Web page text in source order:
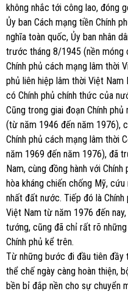
không nhắc tới công lao, đóng
Ủy ban Cách mạng tiền Chính
nghĩa toàn quốc, Ủy ban nhân
trước tháng 8/1945 (nền móng
Chính phủ cách mạng lâm thời
phủ liên hiệp lâm thời Việt Nam
có Chính phủ chính thức của
Cũng trong giai đoạn Chính
(từ năm 1946 đến năm 1976),
Chính phủ cách mạng lâm thời
năm 1969 đến năm 1976), đã
Nam, cùng đồng hành với
hòa kháng chiến chống Mỹ,
nhất đất nước. Tiếp đó là
Việt Nam từ năm 1976 đến
tướng, cũng đã chỉ rất rõ
Chính phủ kể trên.
Từ những bước đi đầu tiên đầy
thể chế ngày càng hoàn thiện,
bền bỉ đắp nền cho sự chuyển